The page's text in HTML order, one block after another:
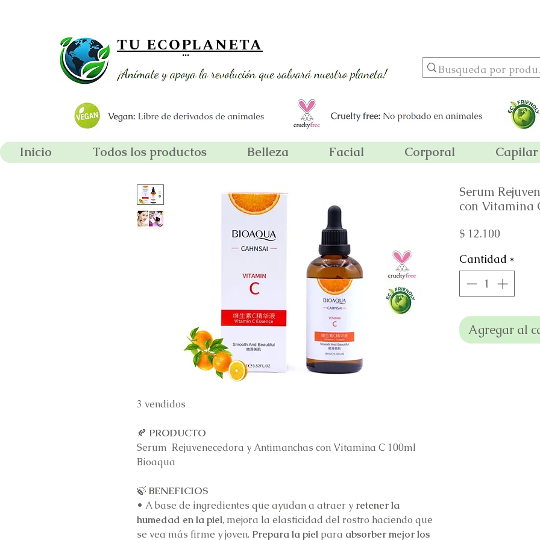
TU ECOPLANETA
...
Inicio Todos los productos Belleza Facial Corporal Capilar
3 vendidos
🍂 PRODUCTO
Serum Rejuvenecedora y Antimanchas con Vitamina C 100ml
Bioaqua
🍃 BENEFICIOS
• A base de ingredientes que ayudan a atraer y retener la
humedad en la piel, mejora la elasticidad del rostro haciendo que
se vea más firme y joven. Prepara la piel para absorber mejor los
Serum
con Vitamina
$ 12.100
Cantidad *
Agregar al